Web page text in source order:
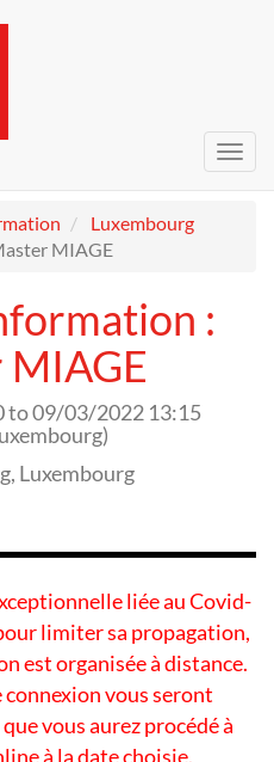
Luxembourg
MIAGE
:
to09/03/2022 13:15
)
, Luxembourg
liée au Covid-
limiter sa propagation,
est organisée à distance.
connexion vous seront
vous aurez procédé à
à la date choisie.